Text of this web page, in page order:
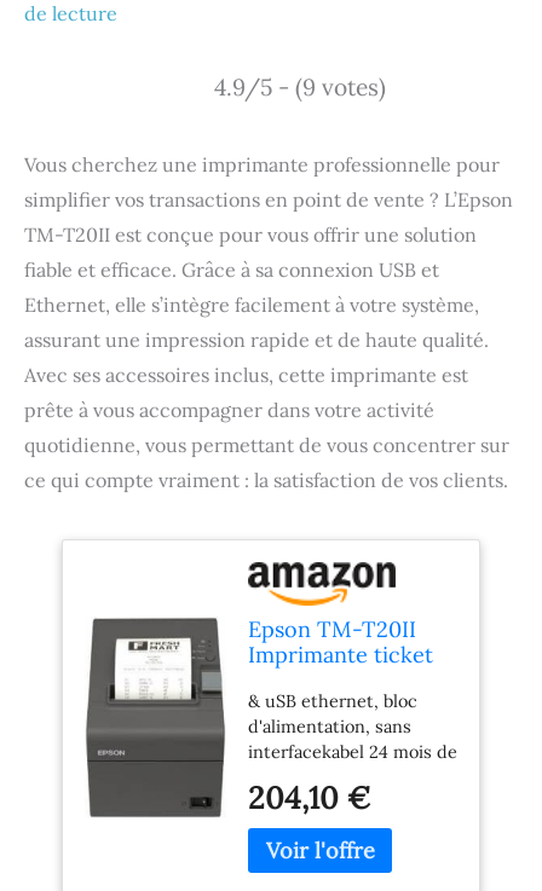
de lecture
4.9/5 - (9 votes)
Vous cherchez une imprimante professionnelle pour
simplifier vos transactions en point de vente ? L’Epson
TM-T20II est conçue pour vous offrir une solution
fiable et efficace. Grâce à sa connexion USB et
Ethernet, elle s’intègre facilement à votre système,
assurant une impression rapide et de haute qualité.
Avec ses accessoires inclus, cette imprimante est
prête à vous accompagner dans votre activité
quotidienne, vous permettant de vous concentrer sur
ce qui compte vraiment : la satisfaction de vos clients.
Epson TM-T20II
Imprimante ticket
USB, Ethernet, 8
points/mm (203 dpi)
Noir Avec bloc
d'alimentation,
câble d'alimentation
(UE) et support
mural inclus
& uSB ethernet, bloc
d'alimentation, sans
interfacekabel 24 mois de
d'impression : jusqu'à
200 mm/sec-
thermodruck Pilotes :
windows 7, xP, vISTA,
204,10 €